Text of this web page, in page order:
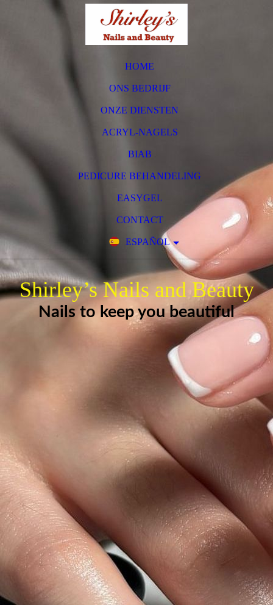
HOME
ONS BEDRIJF
ONZE DIENSTEN
ACRYL-NAGELS
BIAB
PEDICURE BEHANDELING
EASYGEL
CONTACT
ESPAÑOL
Shirley’s Nails and Beauty
Nails to keep you beautiful